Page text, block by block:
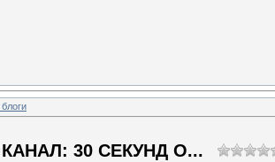
КАНАЛ: 30 СЕКУНД О...